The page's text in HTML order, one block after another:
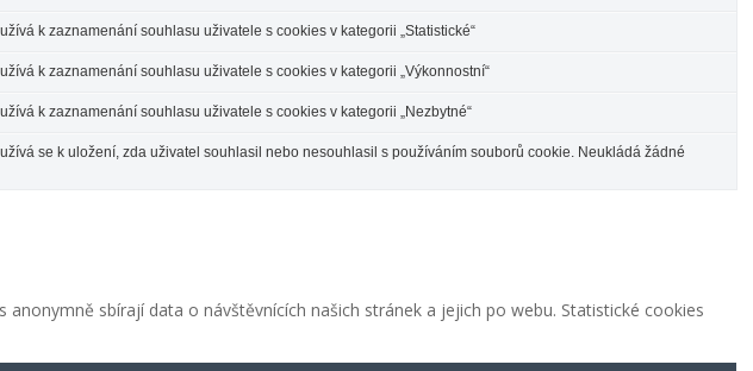
k zaznamenání souhlasu uživatele s cookies v kategorii „Statistické“
k zaznamenání souhlasu uživatele s cookies v kategorii „Výkonnostní“
k zaznamenání souhlasu uživatele s cookies v kategorii „Nezbytné“
se k uložení, zda uživatel souhlasil nebo nesouhlasil s používáním souborů cookie. Neukládá žádné
sbírají data o návštěvnících našich stránek a jejich po webu. Statistické cookies